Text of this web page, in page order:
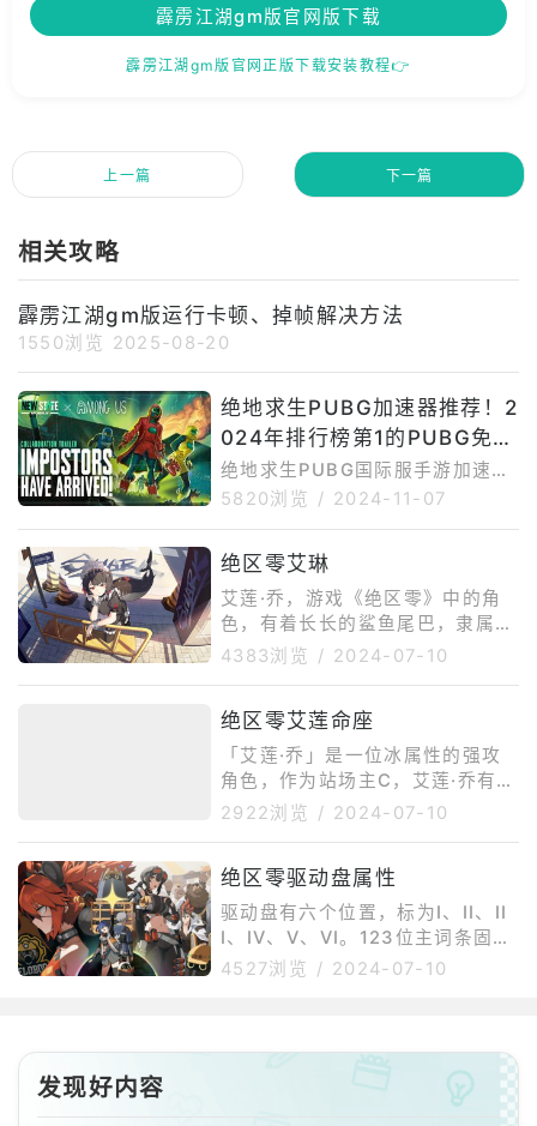
霹雳江湖gm版官网版下载
霹雳江湖gm版官网正版下载安装教程👉
上一篇 下一篇
相关攻略
霹雳江湖gm版运行卡顿、掉帧解决方法
1550浏览 2025-08-20
绝地求生PUBG加速器推荐！2
024年排行榜第1的PUBG免费
加速器
绝地求生PUBG国际服手游加速器
如何选择？小编为您推荐本年度P
解决！OurPlay手游加速器祝您”
今晚吃鸡”！《绝地求生国际服》
(PUBGM)是一款战术竞技型射击
类沙盒游戏。在该游戏中，玩家需
要在游戏地图上收集各种资源，并
玩家，让自己生存到最后。游戏有
多张地图可供玩家选择，玩家空投
跳伞至地图的各个角落，
5820浏览 / 2024-11-07
绝区零艾琳
艾莲·乔，游戏《绝区零》中的角
色，有着长长的鲨鱼尾巴，隶属维
多利亚家政的女仆，冷酷的气质和
是维多利亚家政内的武力担当。作
为游戏开服的第一位up角色，小
鲨鱼强度在该版本是绝对在线的，
抽到肯定能拥有不错的开荒体验。
核心技能：终结技：养成：关键影
画：1、2、6。技能加点：优先普
攻。驱动与音擎：队伍搭配：
4383浏览 / 2024-07-10
绝区零艾莲命座
「艾莲·乔」是一位冰属性的强攻
角色，作为站场主C，艾莲·乔有着
极具爆炸的输出能力，主要通过冲
殊技、连携技以及终结技打出爆炸
伤害。并且连续点击两次闪避进入
【巡游】状态，进行快速移动，从
而持有很高机动性。关于其命座：
1命让艾莲的输出手法更加多元
级、4命冰队对群优势提升；6命
2922浏览 / 2024-07-10
绝区零驱动盘属性
驱动盘有六个位置，标为I、II、II
I、IV、V、VI。123位主词条固定
是小生命，小攻击，小防御；456
精通（增加异常伤害）、异常掌控
（增加打异常的效率）、属性加伤
（火、冰、雷、物理等）、穿透、
4527浏览 / 2024-07-10
发现好内容